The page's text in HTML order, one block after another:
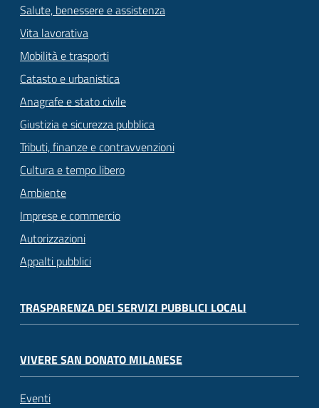
Salute, benessere e assistenza
Vita lavorativa
Mobilità e trasporti
Catasto e urbanistica
Anagrafe e stato civile
Giustizia e sicurezza pubblica
Tributi, finanze e contravvenzioni
Cultura e tempo libero
Ambiente
Imprese e commercio
Autorizzazioni
Appalti pubblici
TRASPARENZA DEI SERVIZI PUBBLICI LOCALI
VIVERE SAN DONATO MILANESE
Eventi